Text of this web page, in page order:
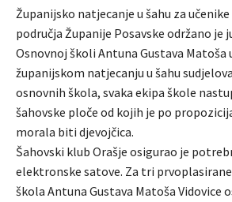
Županijsko natjecanje u šahu za
područja Županije Posavske održano je
Osnovnoj školi Antuna Gustava Matoša
županijskom natjecanju u šahu
osnovnih škola, svaka ekipa škole
šahovske ploče od kojih je po
morala biti djevojčica.
Šahovski klub Orašje osigurao je
elektronske satove. Za tri
škola Antuna Gustava Matoša Vidovice